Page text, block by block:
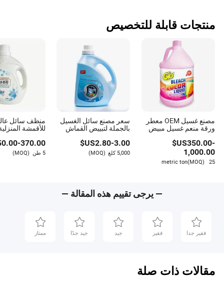
منتجات قابلة للتخصيص
مصنع غسيل OEM معطر
ورقة منعم غسيل مبيض
سائل منظف
US$350.00-
1,000.00
25 metric ton
(MOQ)
سعر مصنع سائل الغسيل
بالجملة لتبييض القماش
US$2.80-3.00
5,000 كلغ (MOQ)
منظف سائل
للأقمشة
-370.00
5 طن (MOQ)
— يرجى تقييم هذه المقالة —
فقير جدا فقير جيد جيد جدًا ممتاز
مقالات ذات صلة